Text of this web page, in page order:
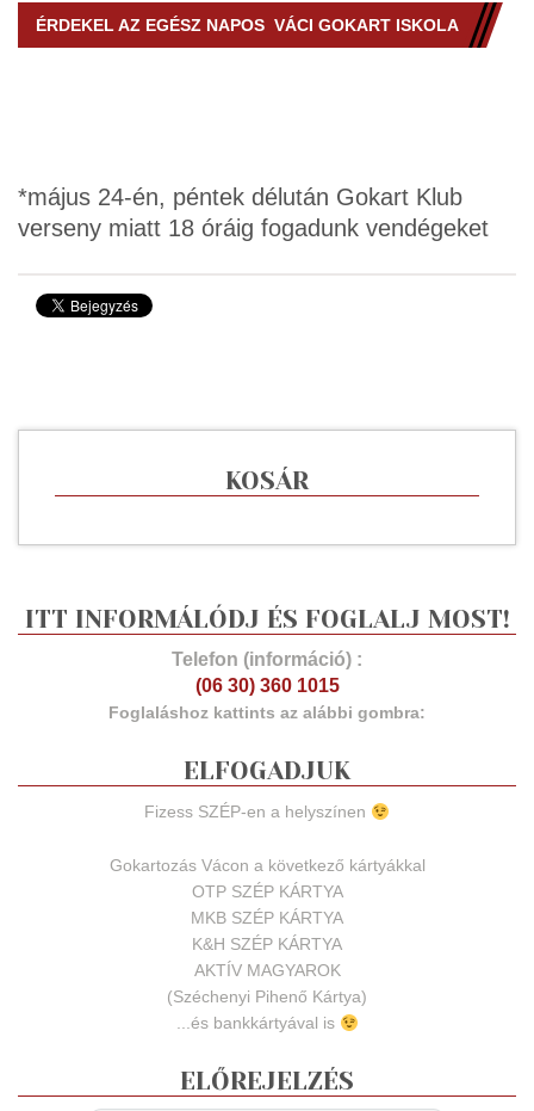
ÉRDEKEL AZ EGÉSZ NAPOS VÁCI GOKART ISKOLA
*május 24-én, péntek délután Gokart Klub
verseny miatt 18 óráig fogadunk vendégeket
KOSÁR
ITT INFORMÁLÓDJ ÉS FOGLALJ MOST!
Telefon (információ) :
(06 30) 360 1015
Foglaláshoz kattints az alábbi gombra:
ELFOGADJUK
Fizess SZÉP-en a helyszínen
Gokartozás Vácon a következő kártyákkal
OTP SZÉP KÁRTYA
MKB SZÉP KÁRTYA
K&H SZÉP KÁRTYA
AKTÍV MAGYAROK
(Széchenyi Pihenő Kártya)
...és bankkártyával is
ELŐREJELZÉS